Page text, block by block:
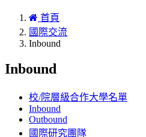
首頁
國際交流
Inbound
Inbound
校/院層級合作大學名單
Inbound
Outbound
國際研究團隊